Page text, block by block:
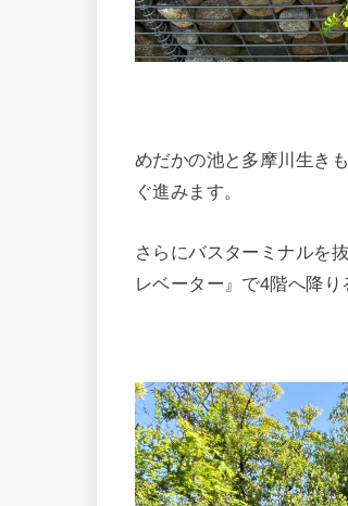
めだかの池と多摩川生き
ぐ進みます。
さらにバスターミナルを
レベーター』で4階へ降